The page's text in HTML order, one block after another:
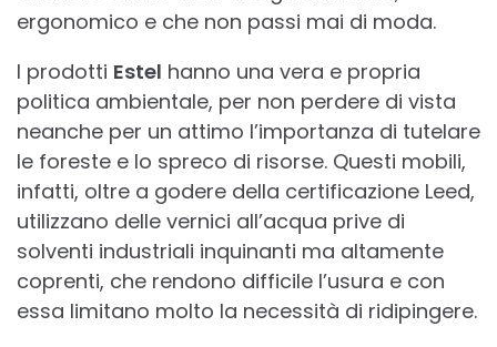
ergonomico e che non passi mai di moda.
I prodotti Estel hanno una vera e propria
politica ambientale, per non perdere di vista
neanche per un attimo l’importanza di tutelare
le foreste e lo spreco di risorse. Questi mobili,
infatti, oltre a godere della certificazione Leed,
utilizzano delle vernici all’acqua prive di
solventi industriali inquinanti ma altamente
coprenti, che rendono difficile l’usura e con
essa limitano molto la necessità di ridipingere.